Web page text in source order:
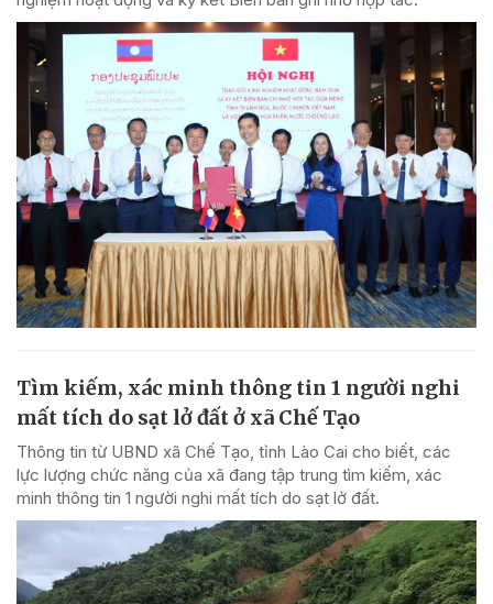
Tìm kiếm, xác minh thông tin 1 người nghi
mất tích do sạt lở đất ở xã Chế Tạo
Thông tin từ UBND xã Chế Tạo, tỉnh Lào Cai cho biết, các
lực lượng chức năng của xã đang tập trung tìm kiếm, xác
minh thông tin 1 người nghi mất tích do sạt lở đất.